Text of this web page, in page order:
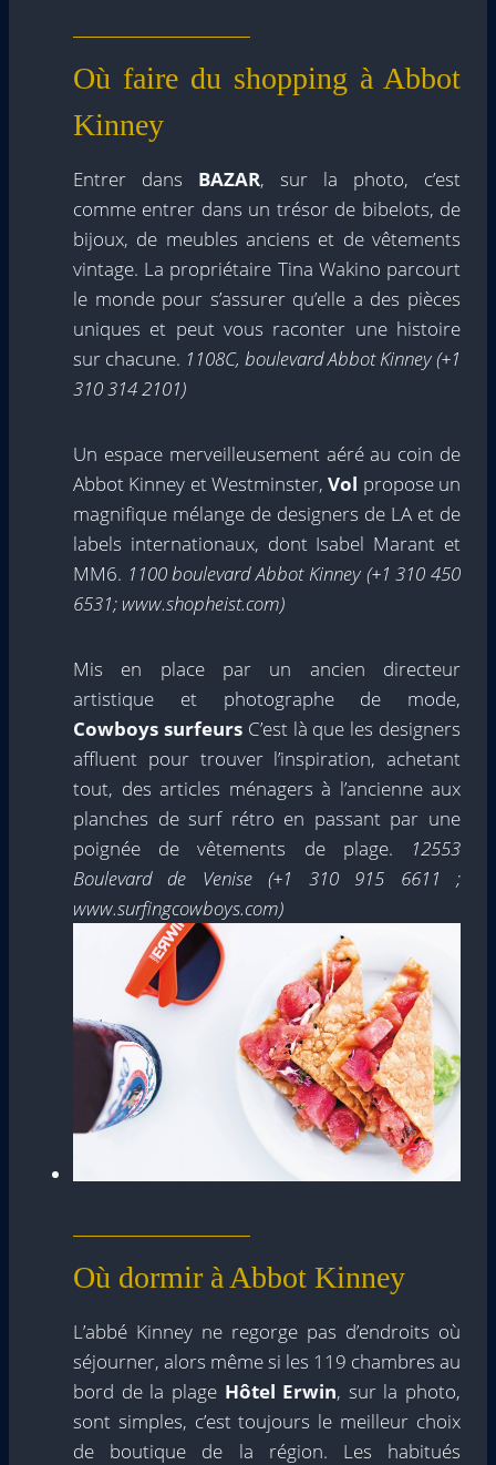
Où faire du shopping à Abbot
Kinney
Entrer dans BAZAR, sur la photo, c’est
comme entrer dans un trésor de bibelots, de
bijoux, de meubles anciens et de vêtements
vintage. La propriétaire Tina Wakino parcourt
le monde pour s’assurer qu’elle a des pièces
uniques et peut vous raconter une histoire
sur chacune. 1108C, boulevard Abbot Kinney (+1
310 314 2101)
Un espace merveilleusement aéré au coin de
Abbot Kinney et Westminster,Vol propose un
magnifique mélange de designers de LA et de
labels internationaux, dont Isabel Marant et
MM6. 1100 boulevard Abbot Kinney (+1 310 450
6531; www.shopheist.com)
Mis en place par un ancien directeur
artistique et photographe de mode,
Cowboys surfeursC’est là que les designers
affluent pour trouver l’inspiration, achetant
tout, des articles ménagers à l’ancienne aux
planches de surf rétro en passant par une
poignée de vêtements de plage.
12553
Boulevard de Venise (+1 310 915 6611 ;
www.surfingcowboys.com)
Où dormir à Abbot Kinney
L’abbé Kinney ne regorge pas d’endroits où
séjourner, alors même si les 119 chambres au
bord de la plage Hôtel Erwin, sur la photo,
sont simples, c’est toujours le meilleur choix
de boutique de la région. Les habitués